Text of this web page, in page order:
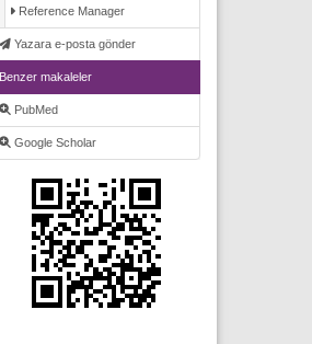
Reference Manager
Yazara e-posta gönder
Benzer makaleler
PubMed
Google Scholar